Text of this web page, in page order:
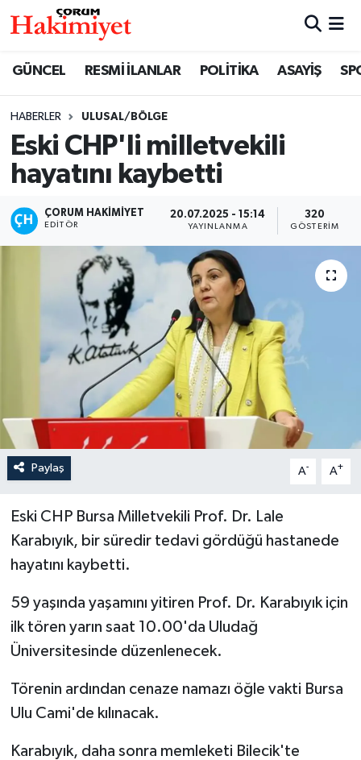
GÜNCEL RESMİ İLANLAR POLİTİKA ASAYİŞ
HABERLER ULUSAL/BÖLGE
Eski CHP'li milletvekili
hayatını kaybetti
ÇORUM HAKIMIYET
EDITÖR
20.07.2025 - 15:14
YAYINLANMA
320
GÖSTERIM
Paylaş A- A+
Eski CHP Bursa Milletvekili Prof. Dr. Lale
Karabıyık, bir süredir tedavi gördüğü hastanede
hayatını kaybetti.
59 yaşında yaşamını yitiren Prof. Dr. Karabıyık için
ilk tören yarın saat 10.00'da Uludağ
Üniversitesinde düzenlenecek.
Törenin ardından cenaze namazı öğle vakti Bursa
Ulu Cami'de kılınacak.
Karabıyık, daha sonra memleketi Bilecik'te
SAĞLIK
ASAYİŞ
EKONOMİ
GÜNCEL
AKTÜEL
EĞİTİM
İLÇELER
OTOPARK
TEKNOLOJİ
Nöbetçi Eczaneler
Çorum Namaz Vakitleri
Trafik Durumu
Süper Lig Puan Durumu ve Fikstür
Tüm Manşetler
Son Dakika Haberleri
Haber Arşivi